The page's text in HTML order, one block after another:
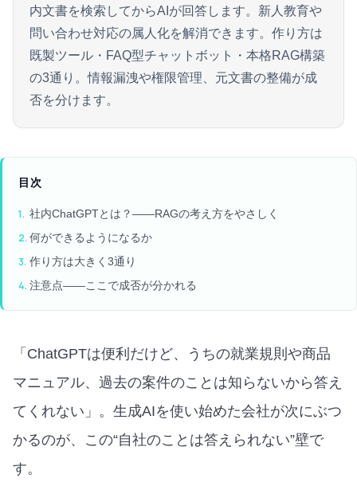
内文書を検索してからAIが回答します。新人教育や
問い合わせ対応の属人化を解消できます。作り方は
既製ツール・FAQ型チャットボット・本格RAG構築
の3通り。情報漏洩や権限管理、元文書の整備が成
否を分けます。
目次
社内ChatGPTとは？——RAGの考え方をやさしく
何ができるようになるか
作り方は大きく3通り
注意点——ここで成否が分かれる
「ChatGPTは便利だけど、うちの就業規則や商品
マニュアル、過去の案件のことは知らないから答え
てくれない」。生成AIを使い始めた会社が次にぶつ
かるのが、この“自社のことは答えられない”壁で
す。